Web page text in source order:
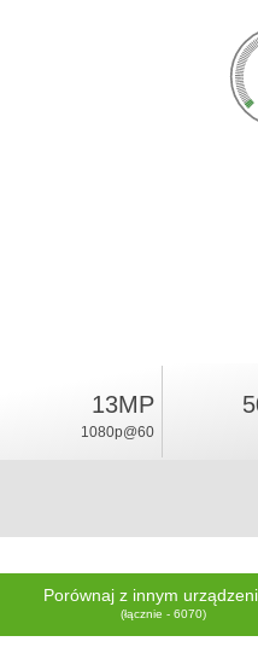
13MP
1080p@60
Porównaj z innym
(łącznie - 6070)